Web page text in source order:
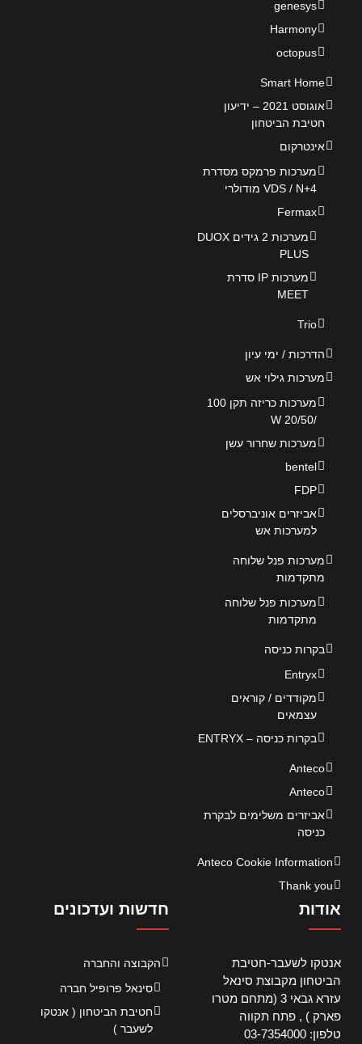
genesys
Harmony
octopus
Smart Home
אוגוסט 2021 – ידיעון
חטיבת הביטחון
אינטרקום
מערכות פרמקס מסדרת
VDS / N+4 מודולרי
Fermax
מערכות 2 גידים DUOX
PLUS
מערכות IP סדרת
MEET
Trio
הדרכות / ימי עיון
מערכות גילוי אש
מערכות כריזה תקן 100
/20/50 W
מערכות שחרור עשן
bentel
FDP
אביזרים אוניברסלים
למערכות אש
מערכות פנל שלוחה
מתקדמות
מערכות פנל שלוחה
מתקדמות
בקרות כניסה
Entryx
מקודדים / קוראים
עצמאים
בקרות כניסה – ENTRYX
Anteco
Anteco
אביזרים משלימים לבקרת
כניסה
Anteco Cookie Information
Thank you
חדשות ועדכונים
הקבוצה והחברה
סינאל פרופיל חברה
חטיבת הביטחון ( אנטקו
לשעבר )
אודות
אנטקו לשעבר-חטיבת
הביטחון מקבוצת סינאל
עזרא גבאי 3 (מתחם מטרו
פארק ) , פתח תקווה
טלפון: 03-7354000